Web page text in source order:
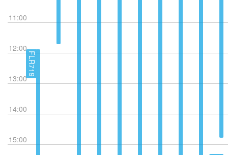
11:00
12:00
13:00
14:00
15:00
FLR719